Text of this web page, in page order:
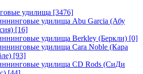
удилища [3476]
удилища Abu Garcia (Абу
[16]
удилища Berkley (Беркли) [0]
удилища Cara Noble (Кара
[93]
удилища CD Rods (СиДи